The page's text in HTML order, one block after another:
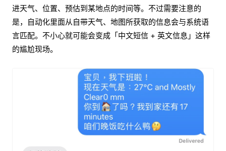
进天气、位置、预估到某地点的时间等。不过需要注意的
是，自动化里面从自带天气、地图所获取的信息会与系统语
言匹配。不小心就可能会变成「中文短信 + 英文信息」这样
的尴尬现场。